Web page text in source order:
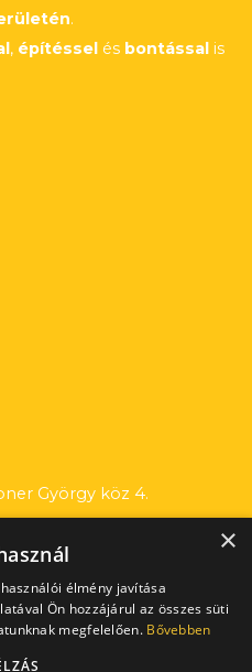
.
, építéssel és bontással is
György köz 4.
– 00100001
×
élmény javítása
Ön hozzájárul az összes süti
megfelelően. Bővebben